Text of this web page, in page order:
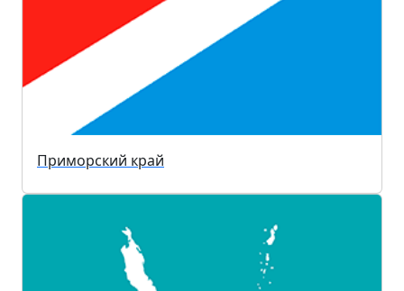
Приморский край